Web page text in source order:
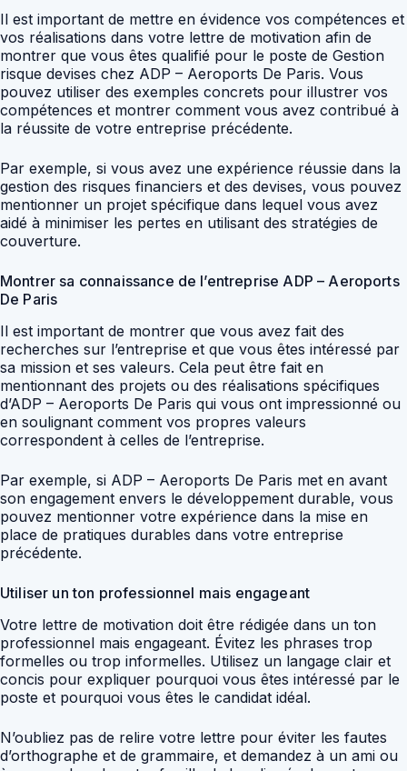
Il est important de mettre en évidence vos compétences et
vos réalisations dans votre lettre de motivation afin de
montrer que vous êtes qualifié pour le poste de Gestion
risque devises chez ADP – Aeroports De Paris. Vous
pouvez utiliser des exemples concrets pour illustrer vos
compétences et montrer comment vous avez contribué à
la réussite de votre entreprise précédente.
Par exemple, si vous avez une expérience réussie dans la
gestion des risques financiers et des devises, vous pouvez
mentionner un projet spécifique dans lequel vous avez
aidé à minimiser les pertes en utilisant des stratégies de
couverture.
Montrer sa connaissance de l’entreprise ADP – Aeroports
De Paris
Il est important de montrer que vous avez fait des
recherches sur l’entreprise et que vous êtes intéressé par
sa mission et ses valeurs. Cela peut être fait en
mentionnant des projets ou des réalisations spécifiques
d’ADP – Aeroports De Paris qui vous ont impressionné ou
en soulignant comment vos propres valeurs
correspondent à celles de l’entreprise.
Par exemple, si ADP – Aeroports De Paris met en avant
son engagement envers le développement durable, vous
pouvez mentionner votre expérience dans la mise en
place de pratiques durables dans votre entreprise
précédente.
Utiliser un ton professionnel mais engageant
Votre lettre de motivation doit être rédigée dans un ton
professionnel mais engageant. Évitez les phrases trop
formelles ou trop informelles. Utilisez un langage clair et
concis pour expliquer pourquoi vous êtes intéressé par le
poste et pourquoi vous êtes le candidat idéal.
N’oubliez pas de relire votre lettre pour éviter les fautes
d’orthographe et de grammaire, et demandez à un ami ou